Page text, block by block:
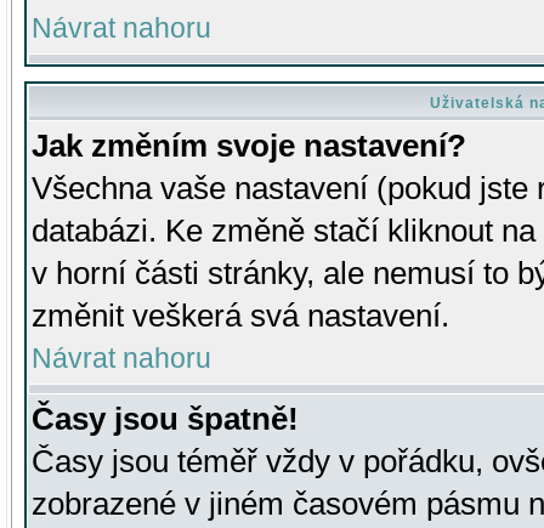
Návrat nahoru
Uživatelská
Jak změním svoje nastavení?
Všechna vaše nastavení (pokud
databázi. Ke změně stačí kliknout
v horní části stránky, ale nemusí to
změnit veškerá svá nastavení.
Návrat nahoru
Časy jsou špatně!
Časy jsou téměř vždy v pořádku,
zobrazené v jiném časovém pásmu